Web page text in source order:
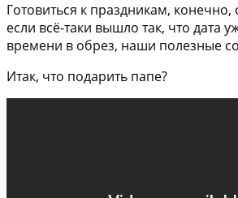
Готовиться к праздникам, конечно,
если всё-таки вышло так, что дата
времени в обрез, наши полезные
Итак, что подарить папе?